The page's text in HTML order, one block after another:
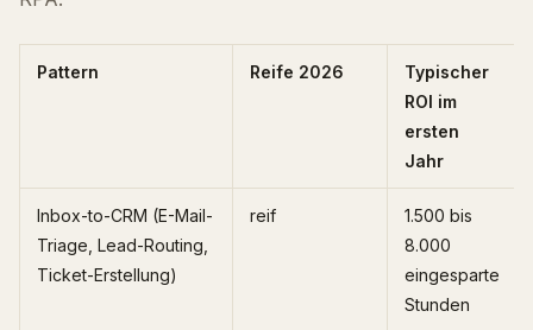
Pattern Reife 2026
Typischer
ROI im
ersten
Jahr
Inbox-to-CRM (E-Mail-
Triage, Lead-Routing,
Ticket-Erstellung)
reif
1.500 bis
8.000
eingesparte
Stunden